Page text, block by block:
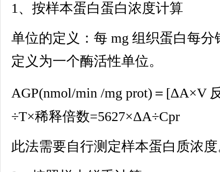
1、按样本蛋白蛋白浓度计算
单位的定义：每 mg 组织蛋白每分
定义为一个酶活性单位。
AGP(nmol/min /mg prot)＝[ΔA×V
÷T×稀释倍数=5627×ΔA÷Cpr
此法需要自行测定样本蛋白质浓